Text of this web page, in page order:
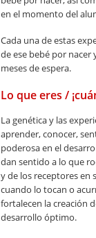
en el momento del
Cada una de estas
de ese bebé por nacer
meses de espera.
Lo que eres /
La genética y las
aprender, conocer,
poderosa en el
dan sentido a lo que
y de los receptores en
cuando lo tocan o
fortalecen la creación
desarrollo óptimo.